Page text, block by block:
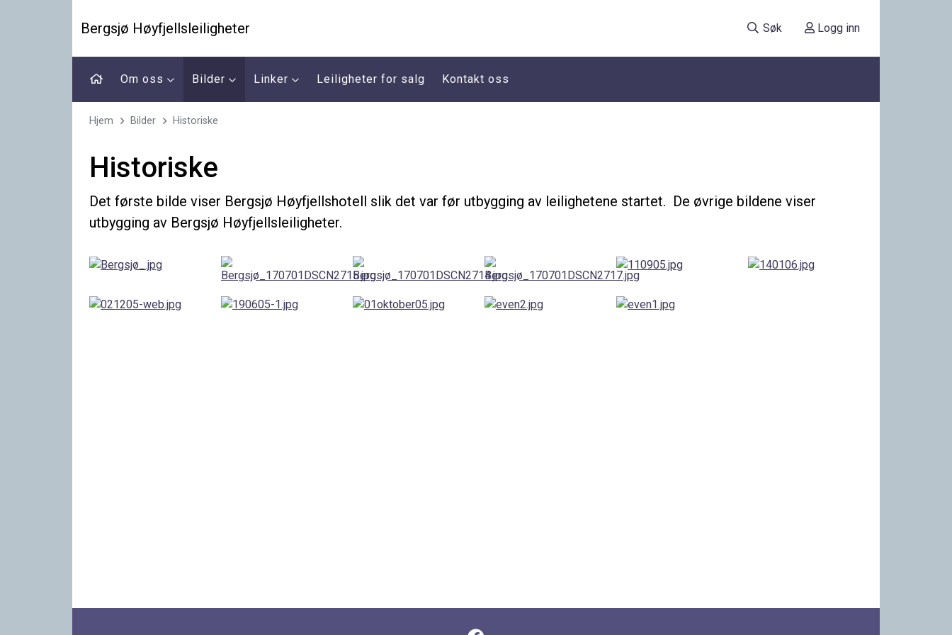
Bergsjø Høyfjellsleiligheter Søk Logg inn
Om oss Bilder Linker Leiligheter for salg Kontakt oss
Hjem Bilder Historiske
Historiske
Det første bilde viser Bergsjø Høyfjellshotell slik det var før utbygging av leilighetene startet. De øvrige bildene viser
utbygging av Bergsjø Høyfjellsleiligheter.